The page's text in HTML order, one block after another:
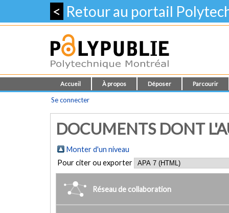
< Retour au portail
Accueil À propos Déposer Parcourir
Se connecter
DOCUMENTS DONT
Monter d'un niveau
Pour citer ou exporter
Réseau de collaboration